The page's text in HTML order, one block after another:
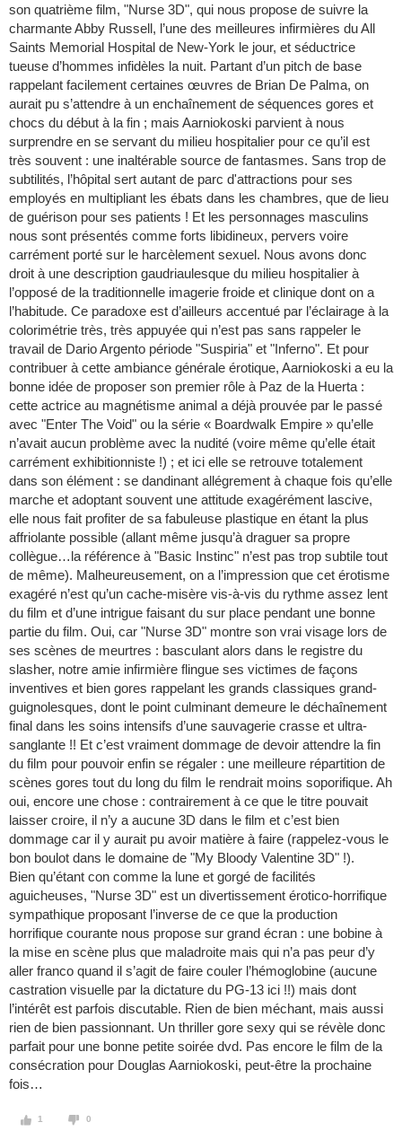
son quatrième film, "Nurse 3D", qui nous propose de suivre la
charmante Abby Russell, l’une des meilleures infirmières du All
Saints Memorial Hospital de New-York le jour, et séductrice
tueuse d’hommes infidèles la nuit. Partant d’un pitch de base
rappelant facilement certaines œuvres de Brian De Palma, on
aurait pu s’attendre à un enchaînement de séquences gores et
chocs du début à la fin ; mais Aarniokoski parvient à nous
surprendre en se servant du milieu hospitalier pour ce qu’il est
très souvent : une inaltérable source de fantasmes. Sans trop de
subtilités, l’hôpital sert autant de parc d'attractions pour ses
employés en multipliant les ébats dans les chambres, que de lieu
de guérison pour ses patients ! Et les personnages masculins
nous sont présentés comme forts libidineux, pervers voire
carrément porté sur le harcèlement sexuel. Nous avons donc
droit à une description gaudriaulesque du milieu hospitalier à
l’opposé de la traditionnelle imagerie froide et clinique dont on a
l’habitude. Ce paradoxe est d’ailleurs accentué par l’éclairage à la
colorimétrie très, très appuyée qui n’est pas sans rappeler le
travail de Dario Argento période "Suspiria" et "Inferno". Et pour
contribuer à cette ambiance générale érotique, Aarniokoski a eu la
bonne idée de proposer son premier rôle à Paz de la Huerta :
cette actrice au magnétisme animal a déjà prouvée par le passé
avec "Enter The Void" ou la série « Boardwalk Empire » qu’elle
n’avait aucun problème avec la nudité (voire même qu’elle était
carrément exhibitionniste !) ; et ici elle se retrouve totalement
dans son élément : se dandinant allégrement à chaque fois qu’elle
marche et adoptant souvent une attitude exagérément lascive,
elle nous fait profiter de sa fabuleuse plastique en étant la plus
affriolante possible (allant même jusqu’à draguer sa propre
collègue…la référence à "Basic Instinc" n’est pas trop subtile tout
de même). Malheureusement, on a l’impression que cet érotisme
exagéré n’est qu’un cache-misère vis-à-vis du rythme assez lent
du film et d’une intrigue faisant du sur place pendant une bonne
partie du film. Oui, car "Nurse 3D" montre son vrai visage lors de
ses scènes de meurtres : basculant alors dans le registre du
slasher, notre amie infirmière flingue ses victimes de façons
inventives et bien gores rappelant les grands classiques grand-
guignolesques, dont le point culminant demeure le déchaînement
final dans les soins intensifs d’une sauvagerie crasse et ultra-
sanglante !! Et c’est vraiment dommage de devoir attendre la fin
du film pour pouvoir enfin se régaler : une meilleure répartition de
scènes gores tout du long du film le rendrait moins soporifique. Ah
oui, encore une chose : contrairement à ce que le titre pouvait
laisser croire, il n’y a aucune 3D dans le film et c’est bien
dommage car il y aurait pu avoir matière à faire (rappelez-vous le
bon boulot dans le domaine de "My Bloody Valentine 3D" !).
Bien qu’étant con comme la lune et gorgé de facilités
aguicheuses, "Nurse 3D" est un divertissement érotico-horrifique
sympathique proposant l’inverse de ce que la production
horrifique courante nous propose sur grand écran : une bobine à
la mise en scène plus que maladroite mais qui n’a pas peur d’y
aller franco quand il s’agit de faire couler l’hémoglobine (aucune
castration visuelle par la dictature du PG-13 ici !!) mais dont
l’intérêt est parfois discutable. Rien de bien méchant, mais aussi
rien de bien passionnant. Un thriller gore sexy qui se révèle donc
parfait pour une bonne petite soirée dvd. Pas encore le film de la
consécration pour Douglas Aarniokoski, peut-être la prochaine
fois…
1 0